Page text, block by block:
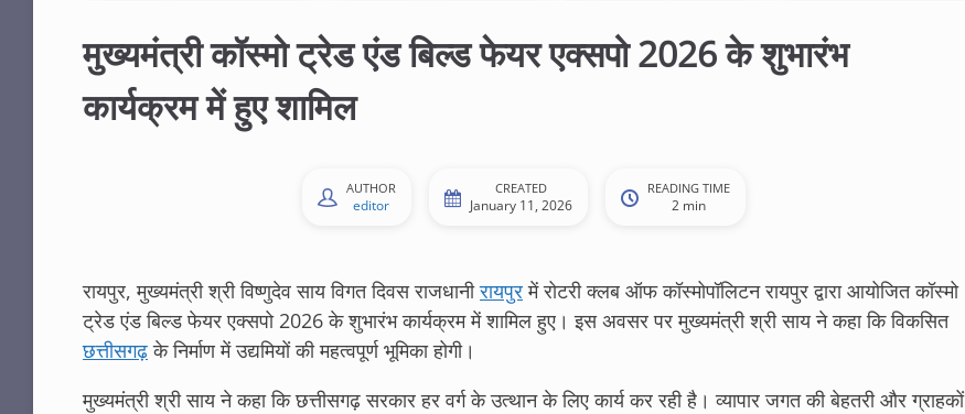
मुख्यमंत्री कॉस्मो ट्रेड एंड बिल्ड फेयर एक्सपो 2026 के शुभारंभ
कार्यक्रम में हुए शामिल
AUTHOR
editor
CREATED
January 11, 2026
READING TIME
2 min
रायपुर, मुख्यमंत्री श्री विष्णुदेव साय विगत दिवस राजधानीरायपुरमें रोटरी क्लब ऑफ कॉस्मोपॉलिटन रायपुर द्वारा आयोजित कॉस्मो
ट्रेड एंड बिल्ड फेयर एक्सपो 2026 के शुभारंभ कार्यक्रम में शामिल हुए। इस अवसर पर मुख्यमंत्री श्री साय ने कहा कि विकसित
छत्तीसगढ़के निर्माण में उद्यमियों की महत्वपूर्ण भूमिका होगी।
मुख्यमंत्री श्री साय ने कहा कि छत्तीसगढ़ सरकार हर वर्ग के उत्थान के लिए कार्य कर रही है। व्यापार जगत की बेहतरी और ग्राहकों